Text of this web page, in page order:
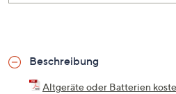
Beschreibung
Altgeräte oder Batterien